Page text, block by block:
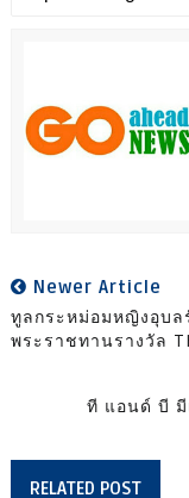
Newer Article
ทูลกระหม่อมหญิงอุบ
พระราชทานรางวัล
ที แอนด์ บี มี
RELATED POST